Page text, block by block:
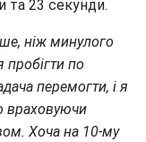
та 23 секунди.
ніж минулого
пробігти по
перемогти, і я
враховуючи
Хоча на 10-му